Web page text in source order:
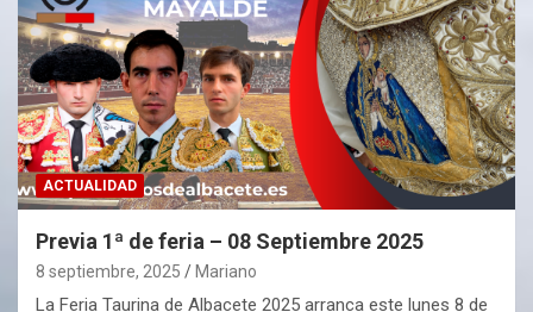
ACTUALIDAD
Previa 1ª de feria – 08 Septiembre 2025
8 septiembre, 2025 Mariano
La Feria Taurina de Albacete 2025 arranca este lunes 8 de